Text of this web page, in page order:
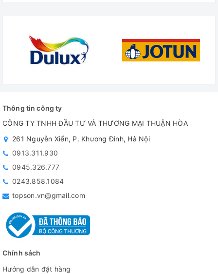
Thông tin công ty
CÔNG TY TNHH ĐẦU TƯ VÀ THƯƠNG MẠI THUẬN HÒA
261 Nguyễn Xiển, P. Khương Đình, Hà Nội
0913.311.930
0945.326.777
0243.858.1084
topson.vn@gmail.com
Chính sách
Hướng dẫn đặt hàng